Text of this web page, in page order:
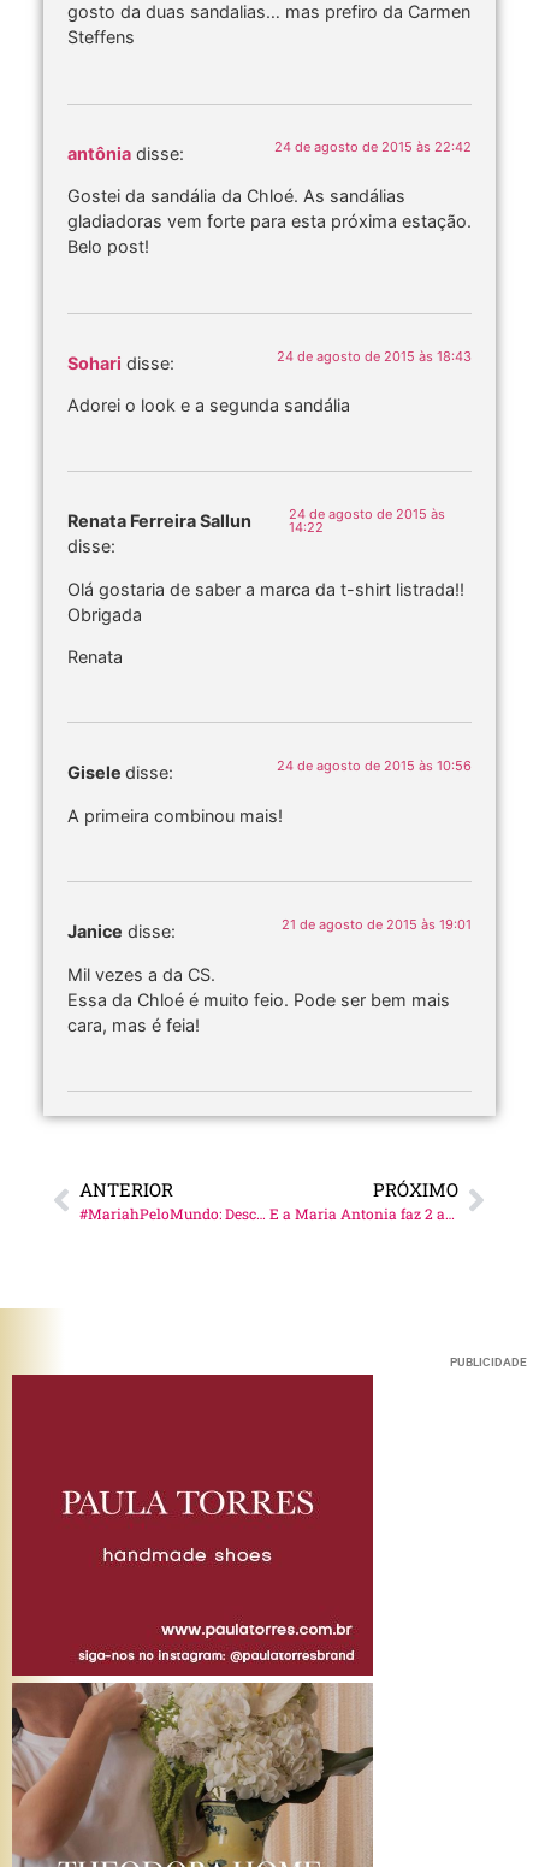
gosto da duas sandalias… mas prefiro da Carmen
Steffens
antônia disse: 24 de agosto de 2015 às 22:42
Gostei da sandália da Chloé. As sandálias
gladiadoras vem forte para esta próxima estação.
Belo post!
Sohari disse: 24 de agosto de 2015 às 18:43
Adorei o look e a segunda sandália
Renata Ferreira Sallun
disse:
24 de agosto de 2015 às
14:22
Olá gostaria de saber a marca da t-shirt listrada!!
Obrigada
Renata
Gisele disse: 24 de agosto de 2015 às 10:56
A primeira combinou mais!
Janice disse: 21 de agosto de 2015 às 19:01
Mil vezes a da CS.
Essa da Chloé é muito feio. Pode ser bem mais
cara, mas é feia!
ANTERIOR
#MariahPeloMundo: Descobrindo a Target!
PRÓXIMO
E a Maria Antonia faz 2 anos…!
PUBLICIDADE